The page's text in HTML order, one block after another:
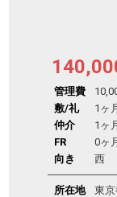
管理費
敷/礼
1ヶ月
仲介
1ヶ月
FR
0ヶ月
向き
西
所在地 東